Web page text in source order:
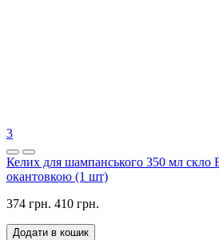
3
Келих для шампанського 350 мл скло
окантовкою (1 шт)
374 грн. 410 грн.
Додати в кошик